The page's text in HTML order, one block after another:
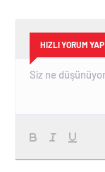
HIZLI YORUM YAP